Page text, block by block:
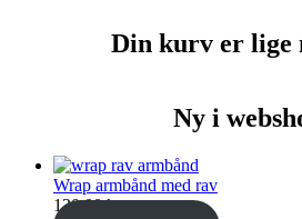
Din kurv er lige
Ny i
Wrap armbånd med rav
120,00kr.